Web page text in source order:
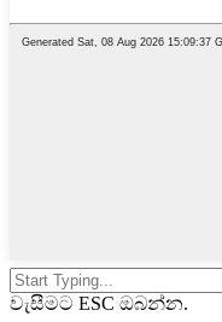
වැසීමට ESC ඔබන්න.